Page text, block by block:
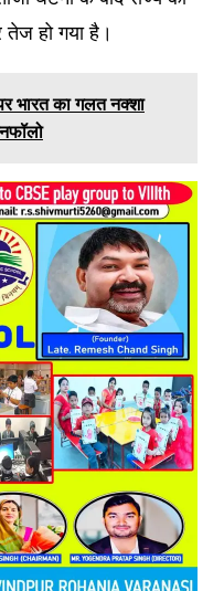
तेज हो गया है।
भारत का गलत नक्शा